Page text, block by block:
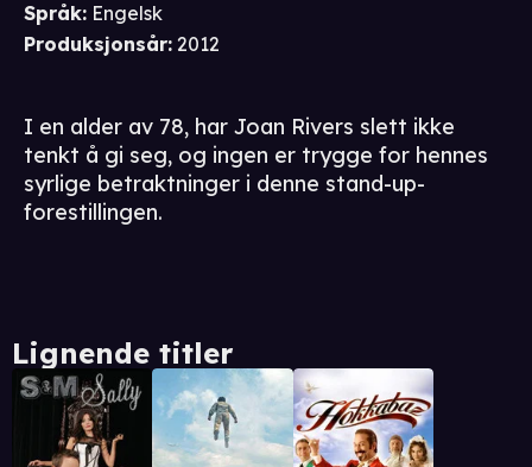
Språk: Engelsk
Produksjonsår: 2012
I en alder av 78, har Joan Rivers slett ikke
tenkt å gi seg, og ingen er trygge for hennes
syrlige betraktninger i denne stand-up-
forestillingen.
Lignende titler